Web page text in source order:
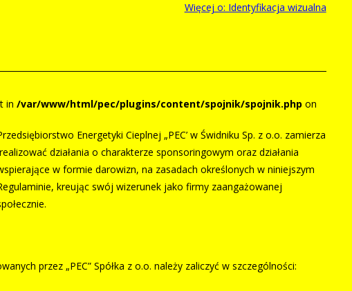
Więcej o: Identyfikacja wizualna
in /var/www/html/pec/plugins/content/spojnik/spojnik.php on
Energetyki Cieplnej „PEC’ w Świdniku Sp. z o.o. zamierza
realizować działania o charakterze sponsoringowym oraz działania
w formie darowizn, na zasadach określonych w niniejszym
kreując swój wizerunek jako firmy zaangażowanej
przez „PEC” Spółka z o.o. należy zaliczyć w szczególności: